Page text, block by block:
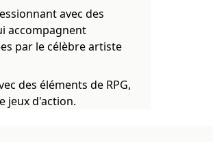
avec des
accompagnent
par le célèbre artiste
des éléments de RPG,
jeux d'action.